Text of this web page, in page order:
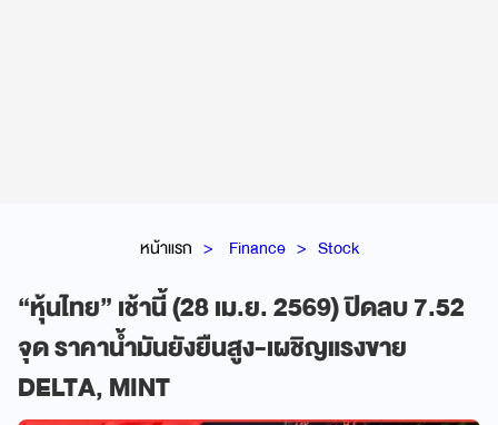
หน้าแรก Finance Stock
“หุ้นไทย” เช้านี้ (28 เม.ย. 2569) ปิดลบ 7.52
จุด ราคาน้ำมันยังยืนสูง-เผชิญแรงขาย
DELTA, MINT